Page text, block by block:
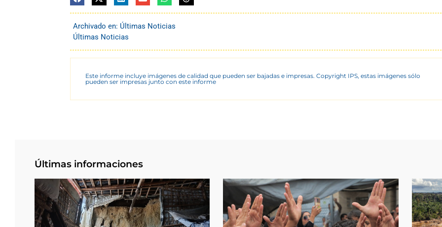
Archivado en: Últimas Noticias
Últimas Noticias
Este informe incluye imágenes de calidad que pueden ser bajadas e impresas. Copyright IPS, estas imágenes sólo
pueden ser impresas junto con este informe
Últimas informaciones